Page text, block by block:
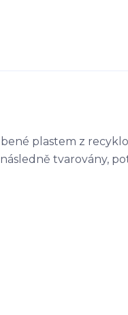
plastem z
tvarovány,